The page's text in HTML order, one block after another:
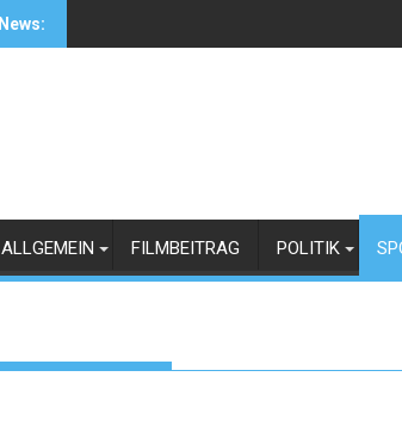
News:
ALLGEMEIN FILMBEITRAG POLITIK